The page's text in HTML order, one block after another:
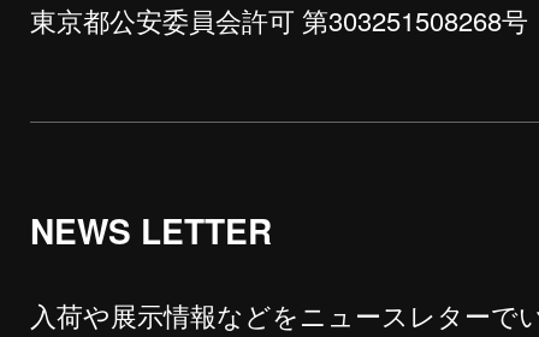
東京都公安委員会許可 第303251508268号
NEWS LETTER
入荷や展示情報などをニュースレターで